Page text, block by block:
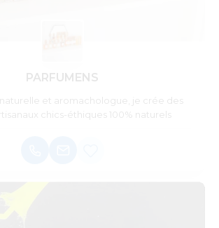
PARFUMENS
et aromachologue, je crée des
chics-éthiques 100% naturels